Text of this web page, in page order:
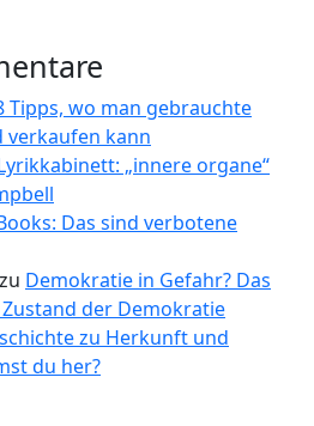
Tipps, wo man gebrauchte
verkaufen kann
„innere organe“
Das sind verbotene
zu Demokratie in Gefahr? Das
der Demokratie
zu Herkunft und
du her?